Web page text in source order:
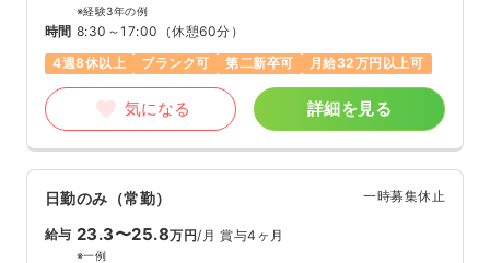
※経験3年の例
時間 8:30～17:00 （休憩60分）
4週8休以上
ブランク可 第二新卒可 月給32万円以上可
気になる 詳細を見る
日勤のみ（常勤） 一時募集休止
給与 23.3〜25.8万円/月 賞与4ヶ月
※一例